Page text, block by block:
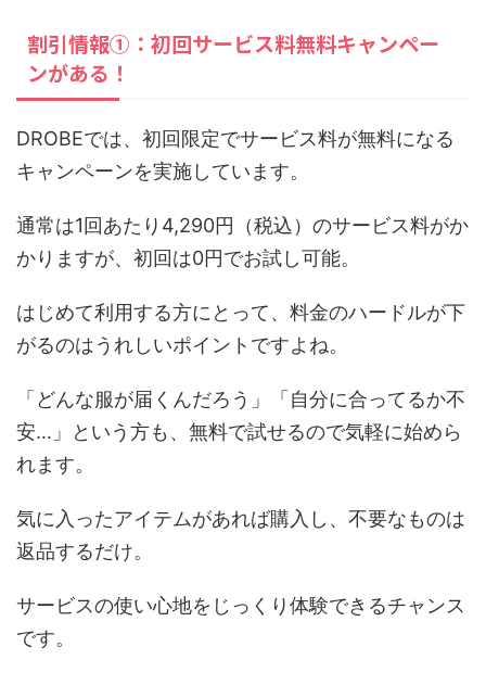
割引情報①：初回サービス料無料キャンペー
ンがある！
DROBEでは、初回限定でサービス料が無料になる
キャンペーンを実施しています。
通常は1回あたり4,290円（税込）のサービス料がか
かりますが、初回は0円でお試し可能。
はじめて利用する方にとって、料金のハードルが下
がるのはうれしいポイントですよね。
「どんな服が届くんだろう」「自分に合ってるか不
安…」という方も、無料で試せるので気軽に始めら
れます。
気に入ったアイテムがあれば購入し、不要なものは
返品するだけ。
サービスの使い心地をじっくり体験できるチャンス
です。